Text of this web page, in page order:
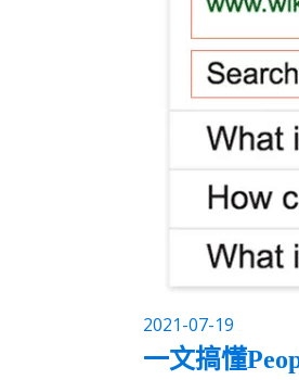
2021-07-19
一文搞懂